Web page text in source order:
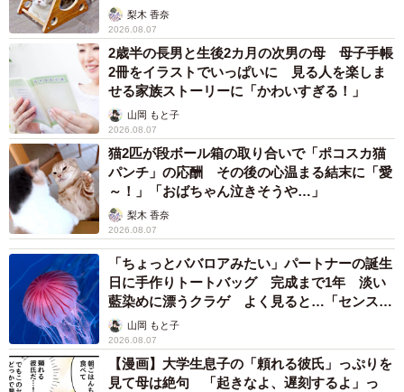
梨木 香奈
2026.08.07
2歳半の長男と生後2カ月の次男の母 母子手帳
2冊をイラストでいっぱいに 見る人を楽しま
せる家族ストーリーに「かわいすぎる！」
山岡 もと子
2026.08.07
猫2匹が段ボール箱の取り合いで「ポコスカ猫
パンチ」の応酬 その後の心温まる結末に「愛
～！」「おばちゃん泣きそうや…」
梨木 香奈
2026.08.07
「ちょっとババロアみたい」パートナーの誕生
日に手作りトートバッグ 完成まで1年 淡い
藍染めに漂うクラゲ よく見ると…「センスす
ごい」山岡 もと子
2026.08.07
【漫画】大学生息子の「頼れる彼氏」っぷりを
見て母は絶句 「起きなよ、遅刻するよ」っ